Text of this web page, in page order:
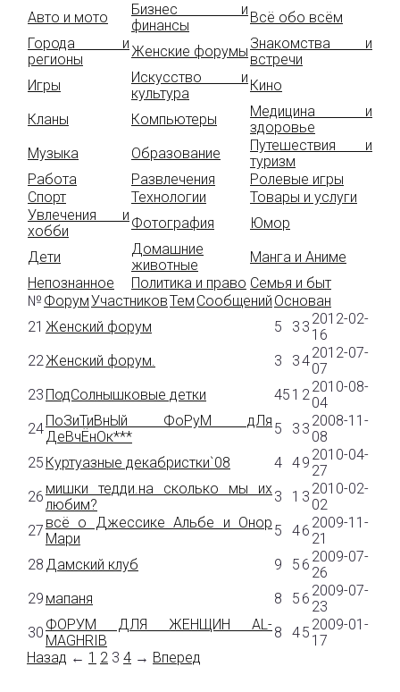
Авто и мото
Бизнес и
финансы
Всё обо всём
Города и
регионы
Женские форумы Знакомства и
встречи
Игры
Искусство и
культура
Кино
Кланы
Компьютеры
Медицина и
здоровье
Музыка
Образование
Путешествия и
туризм
Работа
Развлечения
Ролевые игры
Спорт
Технологии
Товары и услуги
Увлечения и
хобби
Фотография
Юмор
Дети
Домашние
животные
Манга и Аниме
Непознанное
Политика и право Семья и быт
№ ФорумУчастниковТем Сообщений Основан
21 Женский форум 5 3 3 2012-02-
16
22Женский форум. 3 342012-07-
07
23 ПодСолнышковые детки 45 1 22010-08-
04
24ПоЗиТиВнЫй ФоРуМ дЛя
ДеВчЁнОк***
5 3 3 2008-11-
08
25 Куртуазные декабристки`08 4 49 2010-04-
27
26 мишки тедди.на сколько мы их
любим?
3 1 3 2010-02-
02
27 всё о Джессике Альбе и Онор
Мари
5 46 2009-11-
21
28 Дамский клуб 9 5 6 2009-07-
26
29 мапаня 8 5 6 2009-07-
23
30 ФОРУМ ДЛЯ ЖЕНЩИН AL-
MAGHRIB
8 45 2009-01-
17
Назад ← 1 2 3 4 → Вперед